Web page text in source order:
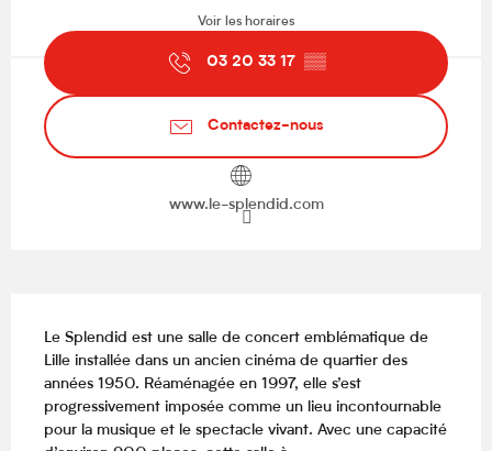
Voir les horaires
03 20 33 17 ▒▒
Contactez-nous
www.le-splendid.com
Le Splendid est une salle de concert emblématique de
Lille installée dans un ancien cinéma de quartier des
années 1950. Réaménagée en 1997, elle s’est
progressivement imposée comme un lieu incontournable
pour la musique et le spectacle vivant. Avec une capacité